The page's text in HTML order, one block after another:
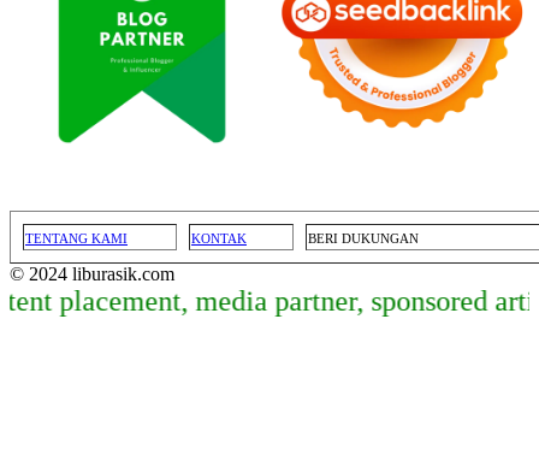
TENTANG KAMI KONTAK BERI DUKUNGAN
© 2024 liburasik.com
media partner, sponsored article,